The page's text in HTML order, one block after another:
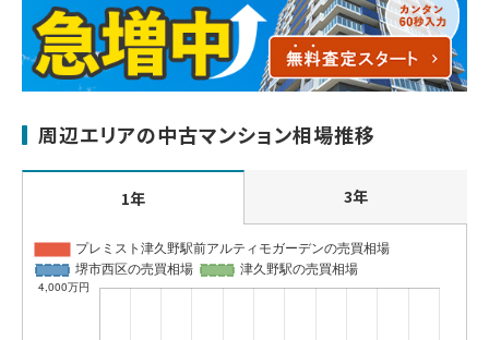
周辺エリアの中古マンション相場推移
1年 3年